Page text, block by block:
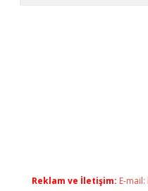
Reklam ve İletişim: E-mail: